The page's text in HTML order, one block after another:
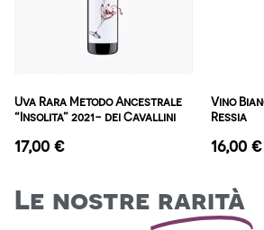
Uva Rara Metodo Ancestrale
“Insolita” 2021- dei Cavallini
17,00 €
Vino
Ressia
16,00 €
Le nostre rarità